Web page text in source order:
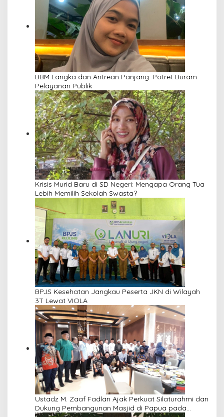
BBM Langka dan Antrean Panjang: Potret Buram
Pelayanan Publik
Krisis Murid Baru di SD Negeri: Mengapa Orang Tua
Lebih Memilih Sekolah Swasta?
BPJS Kesehatan Jangkau Peserta JKN di Wilayah
3T Lewat VIOLA
Ustadz M. Zaaf Fadlan Ajak Perkuat Silaturahmi dan
Dukung Pembangunan Masjid di Papua pada